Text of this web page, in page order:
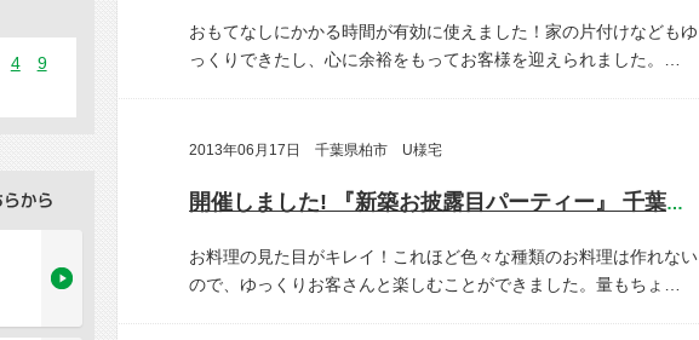
おもてなしにかかる時間が有効に使えました！家の片付けなどもゆ
っくりできたし、心に余裕をもってお客様を迎えられました。…
2013年06月17日 千葉県柏市 U様宅
開催しました! 『新築お披露目パーティー』 千葉県柏市 U様宅
お料理の見た目がキレイ！これほど色々な種類のお料理は作れない
ので、ゆっくりお客さんと楽しむことができました。量もちょ…
4
9